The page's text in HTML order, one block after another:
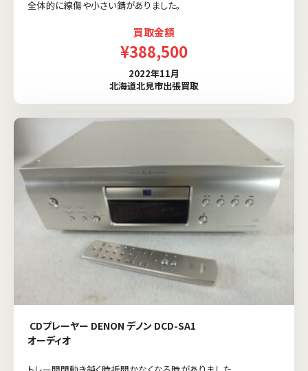
全体的に線傷や小さい錆がありました。
買取金額
¥388,500
2022年11月
北海道北見市出張買取
CDプレーヤー DENON デノン DCD-SA1
オーディオ